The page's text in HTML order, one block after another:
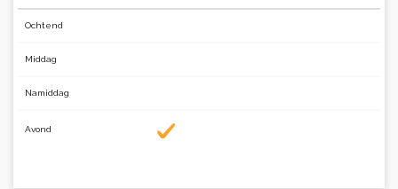
Ochtend
Middag
Namiddag
Avond